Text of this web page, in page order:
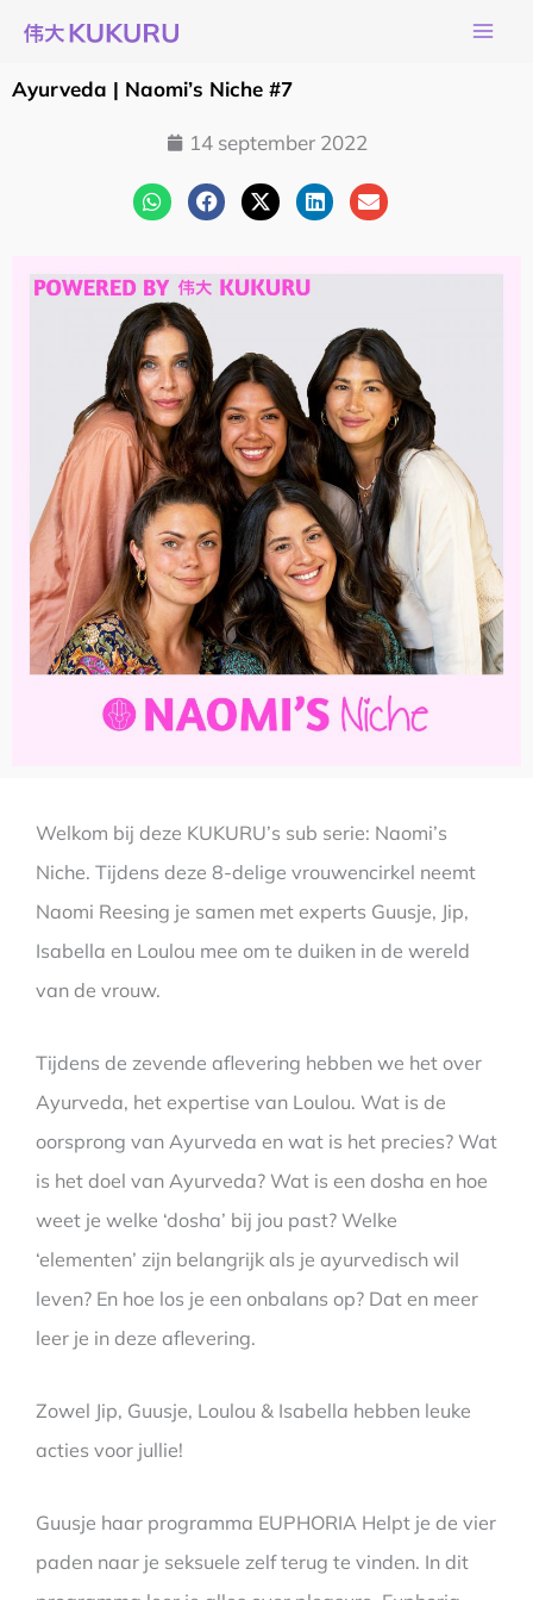
naar
deAyurveda | Naomi’s Niche #7
14 september 2022
Welkom bij deze KUKURU’s sub serie: Naomi’s
Niche. Tijdens deze 8-delige vrouwencirkel neemt
Naomi Reesing je samen met experts Guusje, Jip,
Isabella en Loulou mee om te duiken in de wereld
van de vrouw.
Tijdens de zevende aflevering hebben we het over
Ayurveda, het expertise van Loulou. Wat is de
oorsprong van Ayurveda en wat is het precies? Wat
is het doel van Ayurveda? Wat is een dosha en hoe
weet je welke ‘dosha’ bij jou past? Welke
‘elementen’ zijn belangrijk als je ayurvedisch wil
leven? En hoe los je een onbalans op? Dat en meer
leer je in deze aflevering.
Zowel Jip, Guusje, Loulou & Isabella hebben leuke
acties voor jullie!
Guusje haar programma EUPHORIA Helpt je de vier
paden naar je seksuele zelf terug te vinden. In dit